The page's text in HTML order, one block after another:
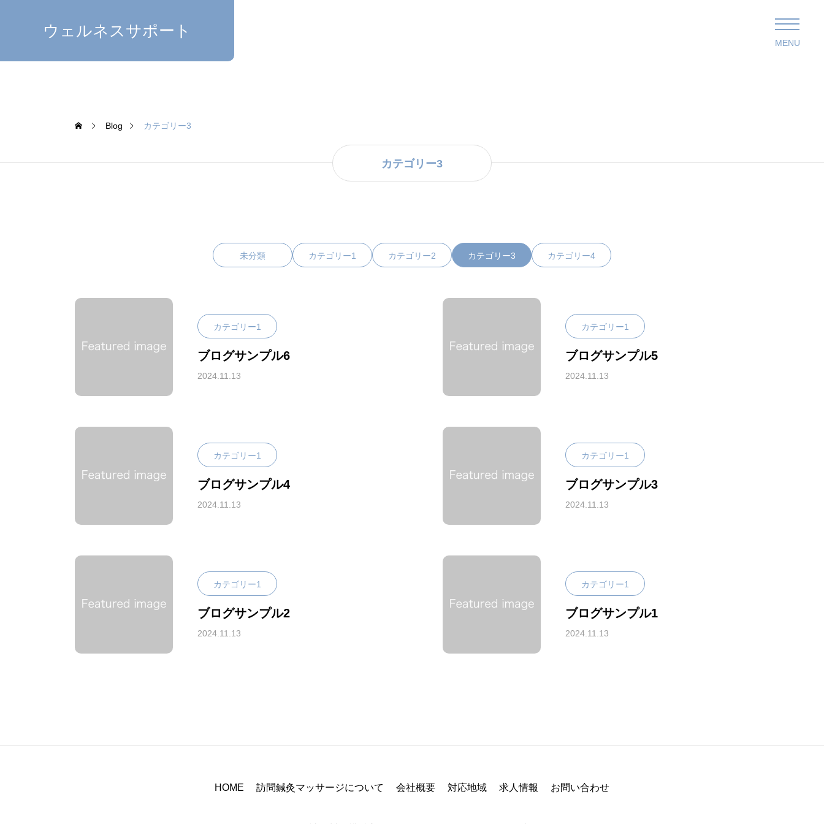
ウェルネスサポート
MENU
Blog カテゴリー3
カテゴリー3
未分類 カテゴリー1 カテゴリー2 カテゴリー3 カテゴリー4
カテゴリー1
ブログサンプル6
2024.11.13
カテゴリー1
ブログサンプル5
2024.11.13
カテゴリー1
ブログサンプル4
2024.11.13
カテゴリー1
ブログサンプル3
2024.11.13
カテゴリー1
ブログサンプル2
2024.11.13
カテゴリー1
ブログサンプル1
2024.11.13
HOME 訪問鍼灸マッサージについて 会社概要 対応地域 求人情報 お問い合わせ
HOME
訪問鍼灸マッサージについ
会社概要